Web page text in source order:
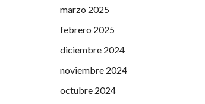
marzo 2025
febrero 2025
diciembre 2024
noviembre 2024
octubre 2024